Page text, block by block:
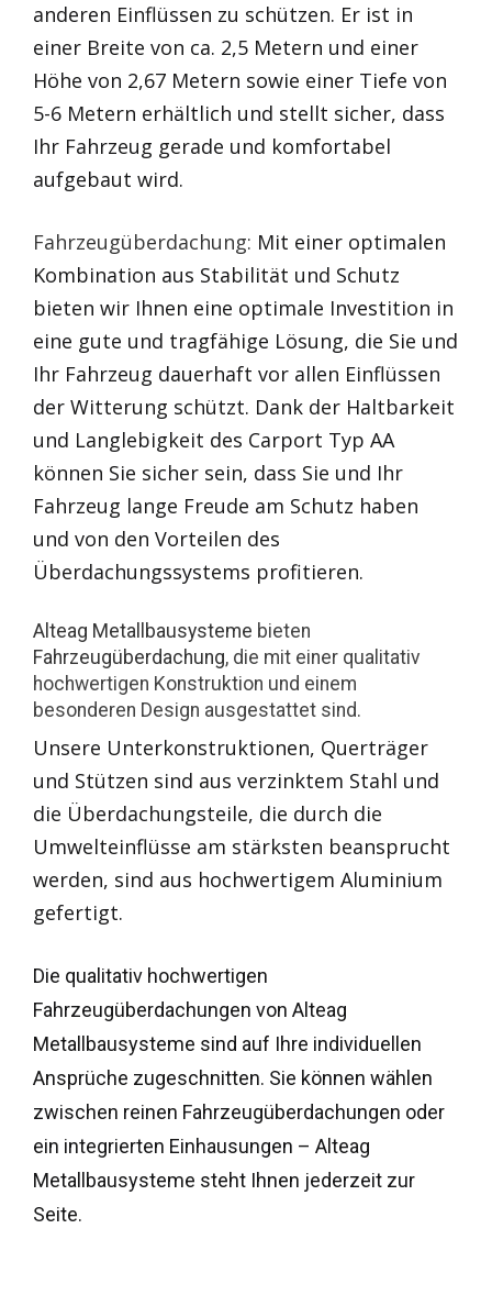
anderen Einflüssen zu schützen. Er ist in
einer Breite von ca. 2,5 Metern und einer
Höhe von 2,67 Metern sowie einer Tiefe von
5-6 Metern erhältlich und stellt sicher, dass
Ihr Fahrzeug gerade und komfortabel
aufgebaut wird.
Fahrzeugüberdachung: Mit einer optimalen
Kombination aus Stabilität und Schutz
bieten wir Ihnen eine optimale Investition in
eine gute und tragfähige Lösung, die Sie und
Ihr Fahrzeug dauerhaft vor allen Einflüssen
der Witterung schützt. Dank der Haltbarkeit
und Langlebigkeit des Carport Typ AA
können Sie sicher sein, dass Sie und Ihr
Fahrzeug lange Freude am Schutz haben
und von den Vorteilen des
Überdachungssystems profitieren.
Alteag Metallbausysteme bieten
Fahrzeugüberdachung, die mit einer qualitativ
hochwertigen Konstruktion und einem
besonderen Design ausgestattet sind.
Unsere Unterkonstruktionen, Querträger
und Stützen sind aus verzinktem Stahl und
die Überdachungsteile, die durch die
Umwelteinflüsse am stärksten beansprucht
werden, sind aus hochwertigem Aluminium
gefertigt.
Die qualitativ hochwertigen
Fahrzeugüberdachungen von Alteag
Metallbausysteme sind auf Ihre individuellen
Ansprüche zugeschnitten. Sie können wählen
zwischen reinen Fahrzeugüberdachungen oder
ein integrierten Einhausungen – Alteag
Metallbausysteme steht Ihnen jederzeit zur
Seite.